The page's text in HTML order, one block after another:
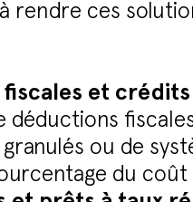
rendre ces
et crédits
déductions
granulés ou de
du coût